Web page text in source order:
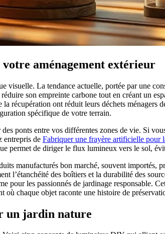
aménagement extérieur
visuelle. La tendance actuelle, portée par une
son empreinte carbone tout en créant un
récupération ont réduit leurs déchets
spécifique de votre terrain.
ponts entre vos différentes zones de vie. Si
entrepris de Fabriquer une frayère artificielle pour
permet de diriger le flux lumineux vers le sol,
manufacturés bon marché, souvent importés,
l’étanchéité des boîtiers et la durabilité des
pour les passionnés de jardinage responsable.
chaque objet raconte une histoire de
un jardin nature